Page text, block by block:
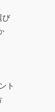
び
ト